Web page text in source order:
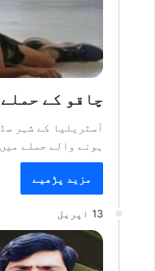
چاقو کے حملے میں 6
آسٹریلیا کے شہر
ہونے والے حملے میں 6 افراد ہلاک جبکہ متعدد زخمی…
مزید پڑھیے
13 اپریل